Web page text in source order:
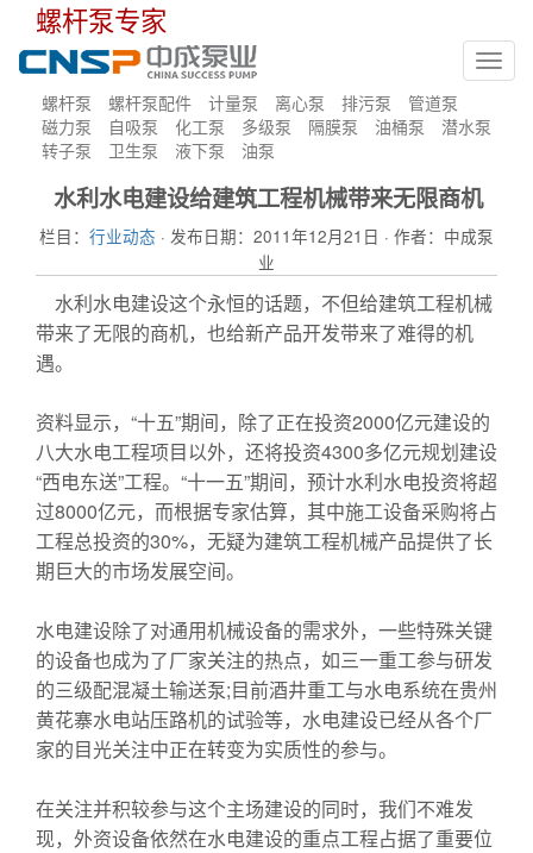
螺杆泵专家
螺杆泵 螺杆泵配件 计量泵 离心泵 排污泵
管道泵
磁力泵
自吸泵 化工泵 多级泵 隔膜泵 油桶泵
潜水泵
转子泵
卫生泵 液下泵 油泵
水利水电建设给建筑工程机械带来无限商机
栏目： 行业动态 · 发布日期：2011年12月21日 · 作者：中成泵
业
水利水电建设这个永恒的话题，不但给建筑工程机械
带来了无限的商机，也给新产品开发带来了难得的机
遇。
资料显示，“十五”期间，除了正在投资2000亿元建设的
八大水电工程项目以外，还将投资4300多亿元规划建设
“西电东送”工程。“十一五”期间，预计水利水电投资将超
过8000亿元，而根据专家估算，其中施工设备采购将占
工程总投资的30%，无疑为建筑工程机械产品提供了长
期巨大的市场发展空间。
水电建设除了对通用机械设备的需求外，一些特殊关键
的设备也成为了厂家关注的热点，如三一重工参与研发
的三级配混凝土输送泵;目前酒井重工与水电系统在贵州
黄花寨水电站压路机的试验等，水电建设已经从各个厂
家的目光关注中正在转变为实质性的参与。
在关注并积较参与这个主场建设的同时，我们不难发
现，外资设备依然在水电建设的重点工程占据了重要位